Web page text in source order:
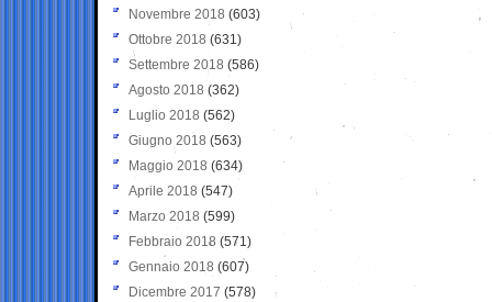
Novembre 2018 (603)
Ottobre 2018 (631)
Settembre 2018 (586)
Agosto 2018 (362)
Luglio 2018 (562)
Giugno 2018 (563)
Maggio 2018 (634)
Aprile 2018 (547)
Marzo 2018 (599)
Febbraio 2018 (571)
Gennaio 2018 (607)
Dicembre 2017 (578)